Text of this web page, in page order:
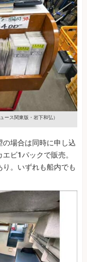
ース関東版・岩下和弘）
場合は同時に申し込
ビ1パックで販売。
。いずれも船内でも